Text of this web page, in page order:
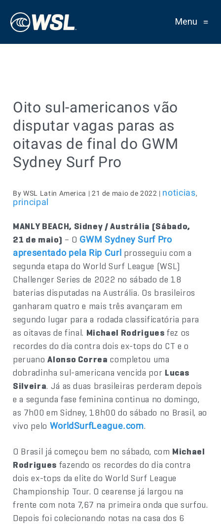
Menu ≡
Oito sul-americanos vão
disputar vagas paras as
oitavas de final do GWM
Sydney Surf Pro
By WSL Latin America | 21 de maio de 2022 | noticias,
principal
MANLY BEACH, Sidney / Austrália (Sábado,
21 de maio) – O GWM Sydney Surf Pro
apresentado pela Rip Curl prosseguiu com a
segunda etapa do World Surf League (WSL)
Challenger Series de 2022 no sábado de 18
baterias disputadas na Austrália. Os brasileiros
ganharam quatro e mais três avançaram em
segundo lugar para a rodada classificatória para
as oitavas de final. Michael Rodrigues fez os
recordes do dia contra dois ex-tops do CT e o
peruanoAlonso Correa completou uma
dobradinha sul-americana vencida por Lucas
Silveira. Já as duas brasileiras perderam depois
e a segunda fase feminina continua no domingo,
as 7h00 em Sidney, 18h00 do sábado no Brasil, ao
vivo pelo WorldSurfLeague.com.
O Brasil já começou bem no sábado, com Michael
Rodrigues fazendo os recordes do dia contra
dois ex-tops da elite do World Surf League
Championship Tour. O cearense já largou na
frente com nota 7,67 na primeira onda que surfou.
Depois foi colecionando notas na casa dos 6